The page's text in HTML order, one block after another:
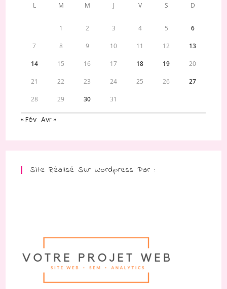
L M M J V S D
1 2 3 4 5 6
7 8 9 10 11 12 13
14 15 16 17 18 19 20
21 22 23 24 25 26 27
28 29 30 31
« Fév Avr »
Site Réalisé Sur Wordpress Par :